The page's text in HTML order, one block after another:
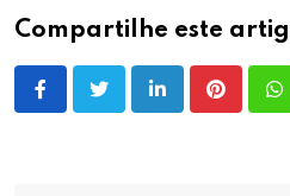
Compartilhe este
LinkedInPinterest